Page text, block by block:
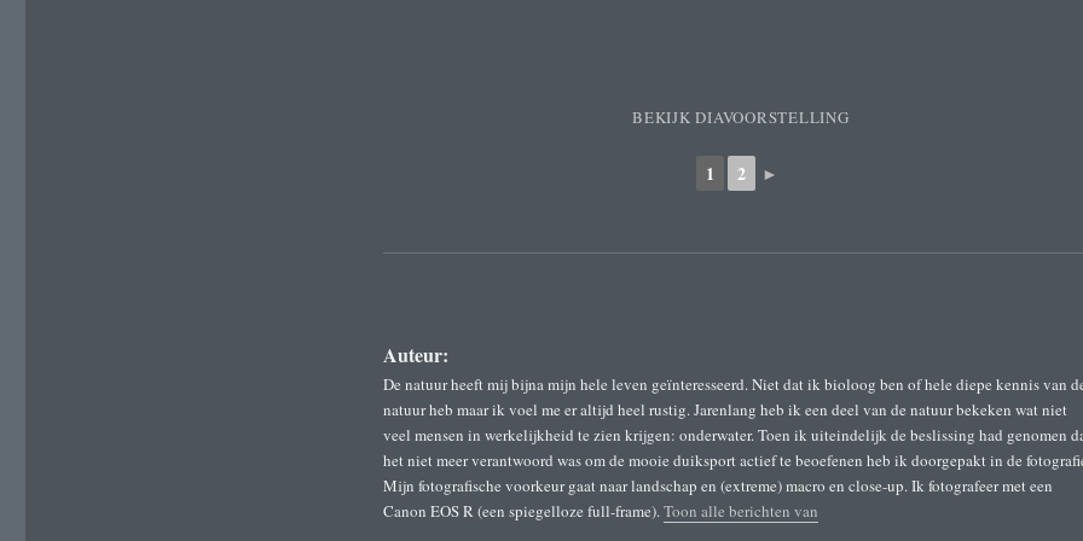
BEKIJK DIAVOORSTELLING
1 2 ►
Auteur:
De natuur heeft mij bijna mijn hele leven geïnteresseerd. Niet dat ik bioloog ben of hele diepe kennis van
natuur heb maar ik voel me er altijd heel rustig. Jarenlang heb ik een deel van de natuur bekeken wat niet
veel mensen in werkelijkheid te zien krijgen: onderwater. Toen ik uiteindelijk de beslissing had genomen
het niet meer verantwoord was om de mooie duiksport actief te beoefenen heb ik doorgepakt in de
Mijn fotografische voorkeur gaat naar landschap en (extreme) macro en close-up. Ik fotografeer met een
Canon EOS R (een spiegelloze full-frame).Toon alle berichten van